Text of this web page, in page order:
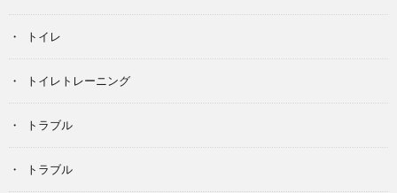
トイレ
トイレトレーニング
トラブル
トラブル